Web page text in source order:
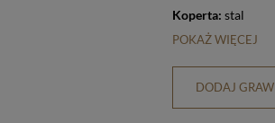
Koperta: stal
POKAŻ WIĘCEJ
DODAJ